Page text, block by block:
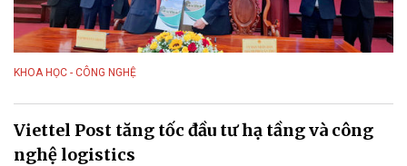
KHOA HỌC - CÔNG NGHỆ
Viettel Post tăng tốc đầu tư hạ tầng và công
nghệ logistics